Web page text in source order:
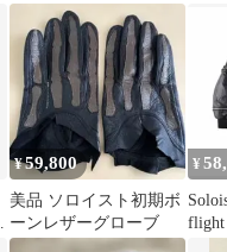
¥59,800
美品 ソロイスト初期ボ
ーンレザーグローブ
¥
flight